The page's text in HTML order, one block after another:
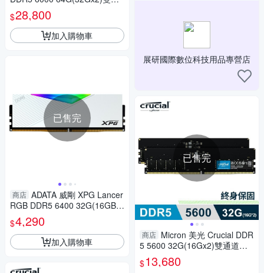
道超頻記憶體(白散熱片) CP2K
32G60C40U5W
$28,800
加入購物車
已售完
商店 ADATA 威剛 XPG Lancer
RGB DDR5 6400 32G(16GBx
2)(白) CL32 桌上型超頻記憶體
AX5U6400C3216G-DCLARW
H
$4,290
加入購物車
展研國際數位科技用品專營店
已售完
商店 Micron 美光 Crucial DDR
5 5600 32G(16Gx2)雙通道記
憶體 內建PMIC電源管理晶片原
生顆粒 CT2K16G56C46U5
$13,680